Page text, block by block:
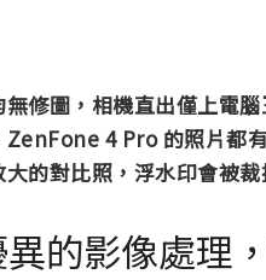
修圖，相機直出僅上電
ZenFone 4 Pro 的照片都
的對比照，浮水印會被
的影像處理